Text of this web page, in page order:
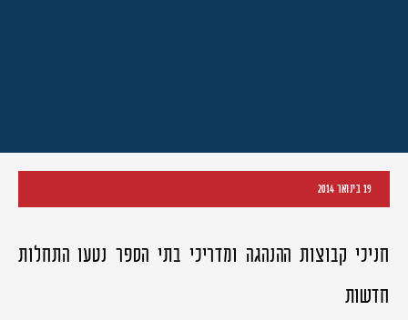
19 בינואר 2014
חניכי קבוצות ההנהגה ומדריכי בתי הספר נטעו התחלות
חדשות